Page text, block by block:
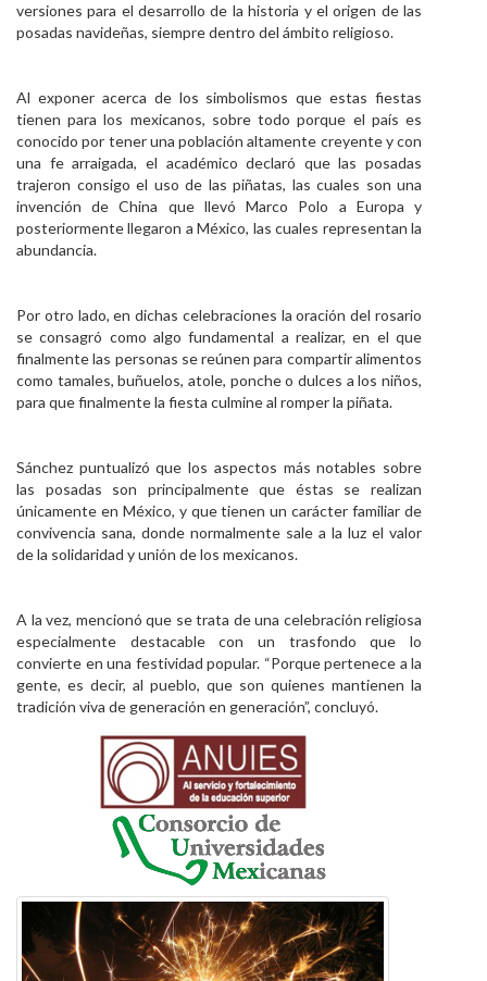
versiones para el desarrollo de la historia y el origen de las
posadas navideñas, siempre dentro del ámbito religioso.
Al exponer acerca de los simbolismos que estas fiestas
tienen para los mexicanos, sobre todo porque el país es
conocido por tener una población altamente creyente y con
una fe arraigada, el académico declaró que las posadas
trajeron consigo el uso de las piñatas, las cuales son una
invención de China que llevó Marco Polo a Europa y
posteriormente llegaron a México, las cuales representan la
abundancia.
Por otro lado, en dichas celebraciones la oración del rosario
se consagró como algo fundamental a realizar, en el que
finalmente las personas se reúnen para compartir alimentos
como tamales, buñuelos, atole, ponche o dulces a los niños,
para que finalmente la fiesta culmine al romper la piñata.
Sánchez puntualizó que los aspectos más notables sobre
las posadas son principalmente que éstas se realizan
únicamente en México, y que tienen un carácter familiar de
convivencia sana, donde normalmente sale a la luz el valor
de la solidaridad y unión de los mexicanos.
A la vez, mencionó que se trata de una celebración religiosa
especialmente destacable con un trasfondo que lo
convierte en una festividad popular. “Porque pertenece a la
gente, es decir, al pueblo, que son quienes mantienen la
tradición viva de generación en generación”, concluyó.